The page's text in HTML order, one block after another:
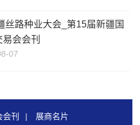
丝路种业大会_第15届新疆国
易会会刊
07
会刊 | 展商名片